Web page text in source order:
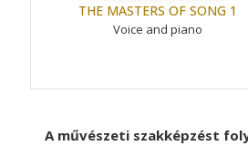
THE MASTERS OF SONG 1
Voice and piano
A művészeti szakképzést